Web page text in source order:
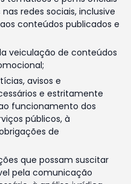
redes sociais, inclusive
conteúdos publicados e
veiculação de conteúdos
avisos e
e estritamente
funcionamento dos
públicos, à
de
que possam suscitar
pela comunicação